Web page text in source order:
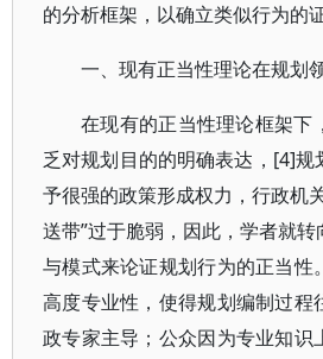
的分析框架，以确立类似行为的
一、现有正当性理论在规划
在现有的正当性理论框架下
乏对规划目的的明确表达，[4]规
予很强的政策形成权力，行政机
送带”过于脆弱，因此，学者就
与模式来论证规划行为的正当性
高度专业性，使得规划编制过程
政专家主导；公众因为专业知识